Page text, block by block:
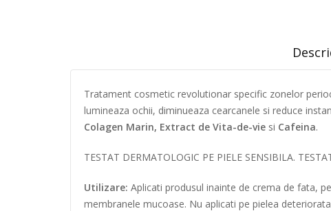
Tratament cosmetic revolutionar specific zonelor
lumineaza ochii, diminueaza cearcanele si reduce
Colagen Marin, Extract de Vita-de-vie si Cafeina.
TESTAT DERMATOLOGIC PE PIELE SENSIBILA.
Utilizare: Aplicati produsul inainte de crema de fata,
membranele mucoase. Nu aplicati pe pielea